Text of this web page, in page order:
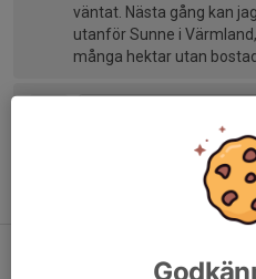
väntat. Nästa gång kan
utanför Sunne i
många hektar utan
Idag, 09:35 2